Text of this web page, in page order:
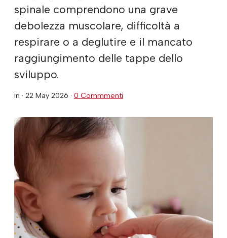
spinale comprendono una grave
debolezza muscolare, difficoltà a
respirare o a deglutire e il mancato
raggiungimento delle tappe dello
sviluppo.
in · 22 May 2026 · 0 Commmenti